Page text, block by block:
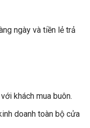
ngày và tiền lẻ trả
khách mua buôn.
doanh toàn bộ cửa